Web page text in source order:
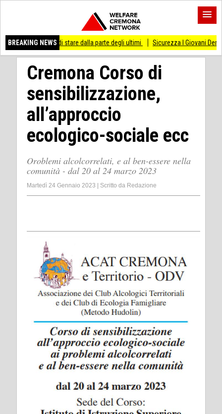
BREAKING NEWS
di stare dalla parte degli ultimi Sicurezza I Giovani Democratici
Cremona Corso di
sensibilizzazione,
all’approccio
ecologico-sociale ecc
Oroblemi alcolcorrelati, e al ben-essere nella
comunità - dal 20 al 24 marzo 2023
Martedì 24 Gennaio 2023 Scritto da Redazione